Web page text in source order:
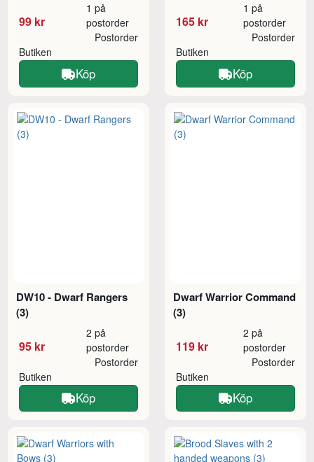
99 kr
1 på
postorder
Butiken
Postorder
Köp
165 kr
1 på
postorder
Butiken
Postorder
Köp
DW10 - Dwarf Rangers
(3)
95 kr
2 på
postorder
Butiken
Postorder
Köp
Dwarf Warrior Command
(3)
119 kr
2 på
postorder
Butiken
Postorder
Köp